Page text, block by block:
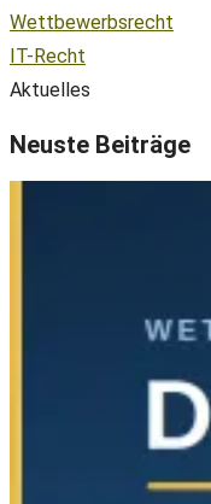
Wettbewerbsrecht
IT-Recht
Aktuelles
Neuste Beiträge